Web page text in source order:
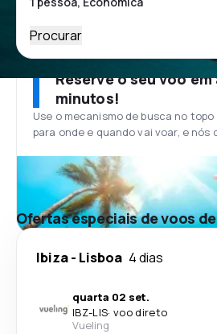
Procurar
Reserve o seu voo
minutos!
Use o mecanismo de busca no
para onde e quando vai voar, e nós
Ofertas especiais de voos
Ibiza- Lisboa 4 dias
quarta 02 set.
IBZ-LIS· voo direto
Vueling